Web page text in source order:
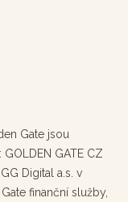
Gate jsou
GATE CZ
Digital a.s. v
finanční služby,